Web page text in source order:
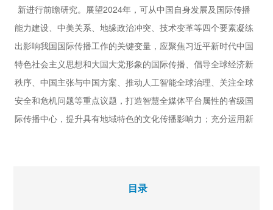
龙小农 刘蕊萌
58 | 国际传播通约性议题的建构：以气候变化为例
62 | 文明互鉴观视域下国际传播格局的发展与重塑
王洪波
66 | 构建海洋命运共同体 增进全人类海洋福祉
“环境、发展与人权：现代化进程中
的海洋生态保护”国际研讨会综述
新进行前瞻研究。展望2024年，可从中国自身发展及国际传播
能力建设、中美关系、地缘政治冲突、技术变革等四个要素凝练
出影响我国国际传播工作的关键变量，应聚焦习近平新时代中国
特色社会主义思想和大国大党形象的国际传播、倡导全球经济新
秩序、中国主张与中国方案、推动人工智能全球治理、关注全球
安全和危机问题等重点议题，打造智慧全媒体平台属性的省级国
际传播中心，提升具有地域特色的文化传播影响力；充分运用新
境，为构建人类命运共同体作出贡献。
目录